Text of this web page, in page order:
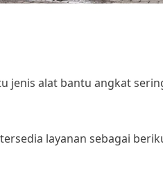
jenis alat bantu angkat
layanan sebagai